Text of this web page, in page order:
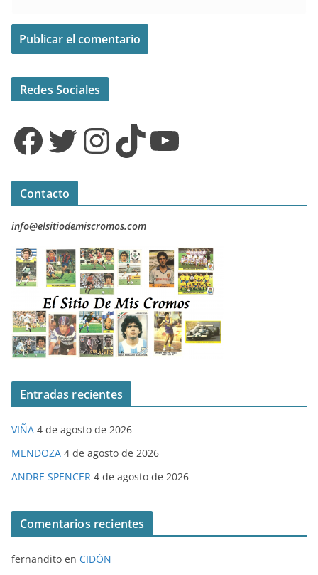
Redes Sociales
Facebook Twitter InstagramTikTok YouTube
Contacto
info@elsitiodemiscromos.com
Entradas recientes
VIÑA 4 de agosto de 2026
MENDOZA 4 de agosto de 2026
ANDRE SPENCER 4 de agosto de 2026
Comentarios recientes
fernandito en CIDÓN